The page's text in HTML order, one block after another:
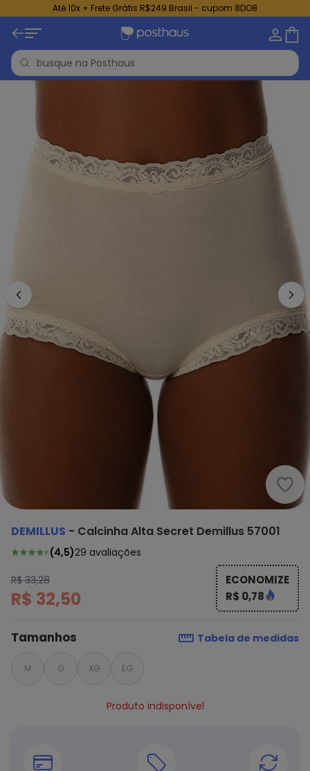
Até 10x + Frete Grátis R$249 Brasil - cupom 8DO8
DEMILLUS - Calcinha Alta Secret Demillus 57001
(4,5)29 avaliações
R$ 33,28
R$ 32,50
ECONOMIZE
R$ 0,78
Tamanhos Tabela de medidas
M G XG EG
Produto indisponível